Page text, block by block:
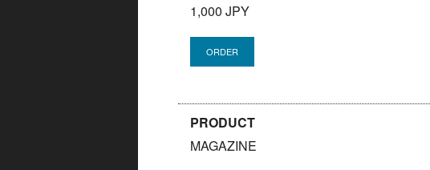
1,000 JPY
PRODUCT
MAGAZINE